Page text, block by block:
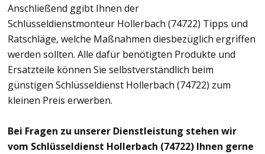
Anschließend ggibt Ihnen der
Schlüsseldienstmonteur Hollerbach (74722) Tipps und
Ratschläge, welche Maßnahmen diesbezüglich ergriffen
werden sollten. Alle dafür benötigten Produkte und
Ersatzteile können Sie selbstverständlich beim
günstigen Schlüsseldienst Hollerbach (74722) zum
kleinen Preis erwerben.
Bei Fragen zu unserer Dienstleistung stehen wir
vom Schlüsseldienst Hollerbach (74722) Ihnen gerne